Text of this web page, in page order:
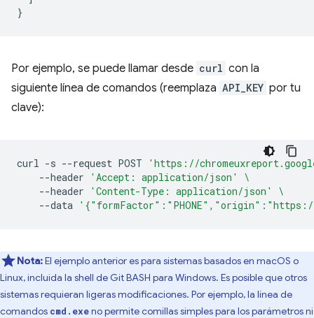
}
Por ejemplo, se puede llamar desde curl con la
siguiente línea de comandos (reemplaza API_KEY por tu
clave):
curl -s --request POST
'https://
--header
'Accept: application/json'
\
--header
'Content-Type: application/json'
\
--data
Nota:El ejemplo anterior es para sistemas basados en macOS o
Linux, incluida la shell de Git BASH para Windows. Es posible que otros
sistemas requieran ligeras modificaciones. Por ejemplo, la línea de
comandos cmd.exeno permite comillas simples para los parámetros ni